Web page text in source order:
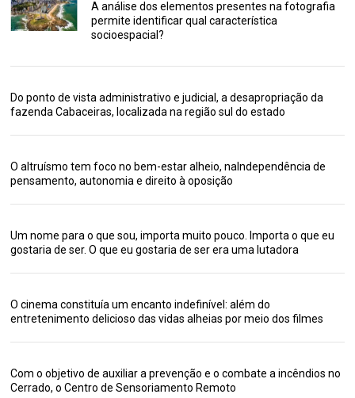
A análise dos elementos presentes na fotografia
permite identificar qual característica
socioespacial?
Do ponto de vista administrativo e judicial, a desapropriação da
fazenda Cabaceiras, localizada na região sul do estado
O altruísmo tem foco no bem-estar alheio, naIndependência de
pensamento, autonomia e direito à oposição
Um nome para o que sou, importa muito pouco. Importa o que eu
gostaria de ser. O que eu gostaria de ser era uma lutadora
O cinema constituía um encanto indefinível: além do
entretenimento delicioso das vidas alheias por meio dos filmes
Com o objetivo de auxiliar a prevenção e o combate a incêndios no
Cerrado, o Centro de Sensoriamento Remoto